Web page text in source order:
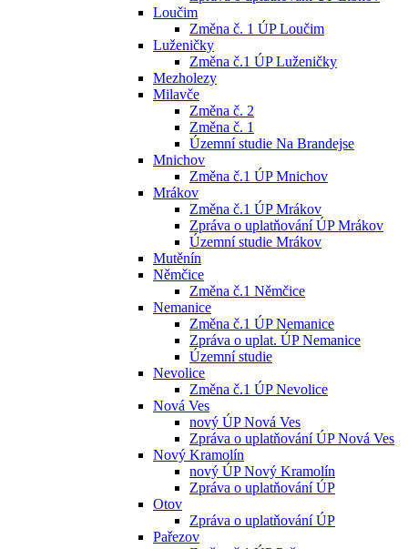
Loučim
Změna č. 1 ÚP Loučim
Luženičky
Změna č.1 ÚP Luženičky
Mezholezy
Milavče
Změna č. 2
Změna č. 1
Územní studie Na Brandejse
Mnichov
Změna č.1 ÚP Mnichov
Mrákov
Změna č.1 ÚP Mrákov
Zpráva o uplatňování ÚP Mrákov
Územní studie Mrákov
Mutěnín
Němčice
Změna č.1 Němčice
Nemanice
Změna č.1 ÚP Nemanice
Zpráva o uplat. ÚP Nemanice
Územní studie
Nevolice
Změna č.1 ÚP Nevolice
Nová Ves
nový ÚP Nová Ves
Zpráva o uplatňování ÚP Nová Ves
Nový Kramolín
nový ÚP Nový Kramolín
Zpráva o uplatňování ÚP
Otov
Zpráva o uplatňování ÚP
Pařezov